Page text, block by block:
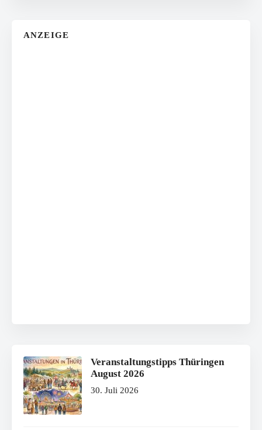
ANZEIGE
Veranstaltungstipps Thüringen
August 2026
30. Juli 2026